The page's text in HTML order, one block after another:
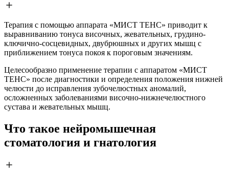
Терапия с помощью аппарата «МИСТ ТЕНС» приводит к
выравниванию тонуса височных, жевательных, грудино-
ключично-сосцевидных, двубрюшных и других мышц с
приближением тонуса покоя к пороговым значениям.
Целесообразно применение терапии с аппаратом «МИСТ
ТЕНС» после диагностики и определения положения нижней
челюсти до исправления зубочелюстных аномалий,
осложненных заболеваниями височно-нижнечелюстного
сустава и жевательных мышц.
Что такое нейромышечная
стоматология и гнатология